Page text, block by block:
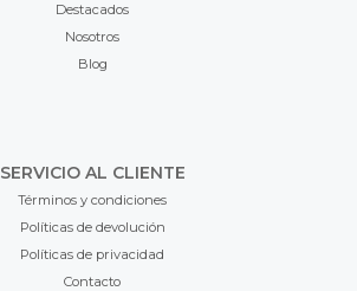
Destacados
Nosotros
Blog
SERVICIO AL CLIENTE
Términos y condiciones
Políticas de devolución
Políticas de privacidad
Contacto